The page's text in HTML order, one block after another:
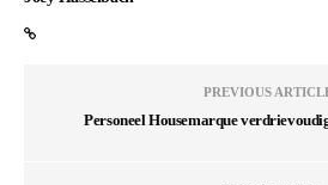
PREVIOUS
Personeel Housemarque